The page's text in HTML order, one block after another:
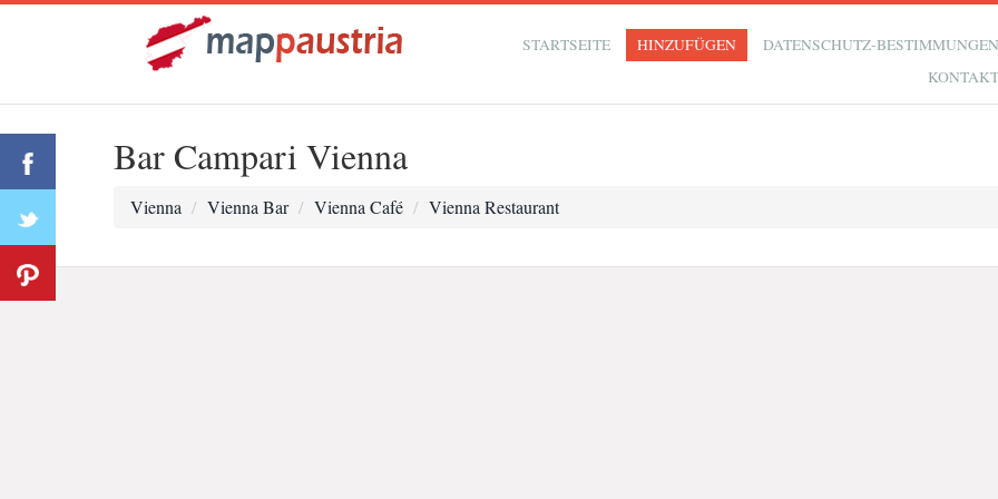
STARTSEITE HINZUFÜGEN
DATENSCHUTZ-
Bar Campari Vienna
Vienna Vienna Bar Vienna Café Vienna Restaurant